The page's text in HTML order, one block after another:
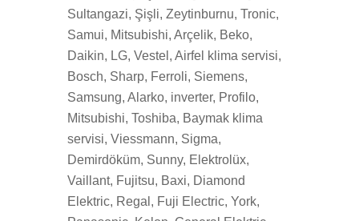
Sultangazi, Şişli, Zeytinburnu, Tronic,
Samui, Mitsubishi, Arçelik, Beko,
Daikin, LG, Vestel, Airfel klima servisi,
Bosch, Sharp, Ferroli, Siemens,
Samsung, Alarko, inverter, Profilo,
Mitsubishi, Toshiba, Baymak klima
servisi, Viessmann, Sigma,
Demirdöküm, Sunny, Elektrolüx,
Vaillant, Fujitsu, Baxi, Diamond
Elektric, Regal, Fuji Electric, York,